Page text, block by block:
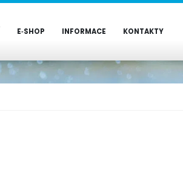
E‑SHOP INFORMACE KONTAKTY